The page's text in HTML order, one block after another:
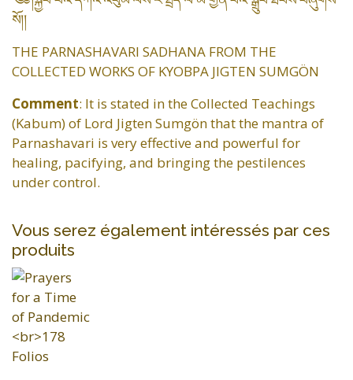
སོ།།
THE PARNASHAVARI SADHANA FROM THE
COLLECTED WORKS OF KYOBPA JIGTEN SUMGÖN
Comment: It is stated in the Collected Teachings
(Kabum) of Lord Jigten Sumgön that the mantra of
Parnashavari is very effective and powerful for
healing, pacifying, and bringing the pestilences
under control.
Vous serez également intéressés par ces
produits